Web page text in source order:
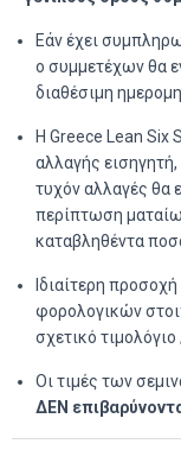
Εάν έχει
ο συμμετέχων θα
διαθέσιμη
H Greece Lean Six
αλλαγής
τυχόν αλλαγές θα
περίπτωση
καταβληθέντα
Ιδιαίτερη
φορολογικών
σχετικό τιμολόγιο
Οι τιμές των
ΔΕΝ